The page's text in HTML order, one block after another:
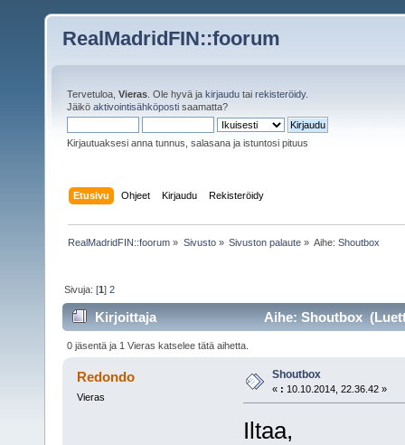
RealMadridFIN::foorum
Tervetuloa, Vieras . Ole hyvä ja kirjaudu tai rekisteröidy.
Jäikö aktivointisähköposti saamatta?
Kirjautuaksesi anna tunnus, salasana ja istuntosi pituus
Etusivu Ohjeet Kirjaudu Rekisteröidy
RealMadridFIN::foorum » Sivusto» Sivuston palaute» Aihe:Shoutbox
Sivuja: [1]2
Kirjoittaja Aihe: Shoutbox
0 jäsentä ja 1 Vieras katselee tätä aihetta.
Redondo
Vieras
Shoutbox
« : 10.10.2014, 22.36.42 »
Iltaa,